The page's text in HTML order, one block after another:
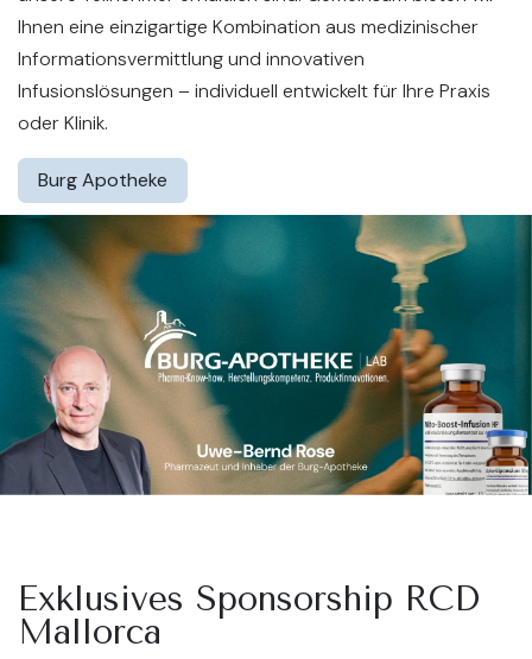
Ihnen eine einzigartige Kombination aus medizinischer
Informationsvermittlung und innovativen
Infusionslösungen – individuell entwickelt für Ihre Praxis
oder Klinik.
Burg Apotheke
Exklusives Sponsorship RCD
Mallorca